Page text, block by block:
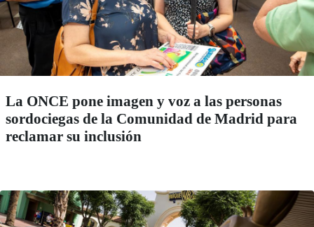
La ONCE pone imagen y voz a las personas
sordociegas de la Comunidad de Madrid para
reclamar su inclusión